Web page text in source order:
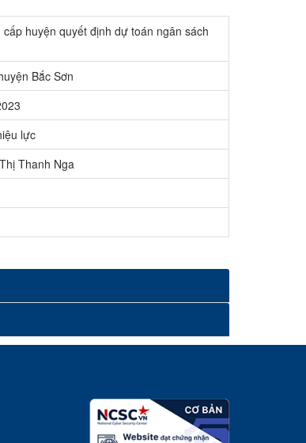
huyện quyết định dự toán ngân sách
Bắc Sơn
lực
Thanh Nga